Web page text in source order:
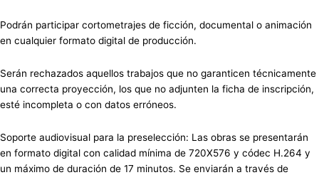
Podrán participar cortometrajes de ficción, documental o animación
en cualquier formato digital de producción.
Serán rechazados aquellos trabajos que no garanticen técnicamente
una correcta proyección, los que no adjunten la ficha de inscripción,
esté incompleta o con datos erróneos.
Soporte audiovisual para la preselección: Las obras se presentarán
en formato digital con calidad mínima de 720X576 y códec H.264 y
un máximo de duración de 17 minutos. Se enviarán a través de